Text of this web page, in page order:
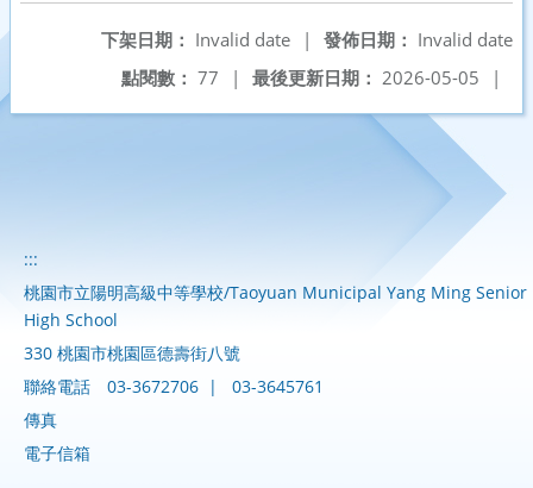
發佈日期： Invalid date
下架日期： Invalid date
|
最後更新日期： 2026-05-05 |
點閱數： 77 |
:::
桃園市立陽明高級中等學校/Taoyuan Municipal Yang Ming Senior
High School
330 桃園市桃園區德壽街八號
聯絡電話
03-3672706 |
03-3645761
傳真
電子信箱